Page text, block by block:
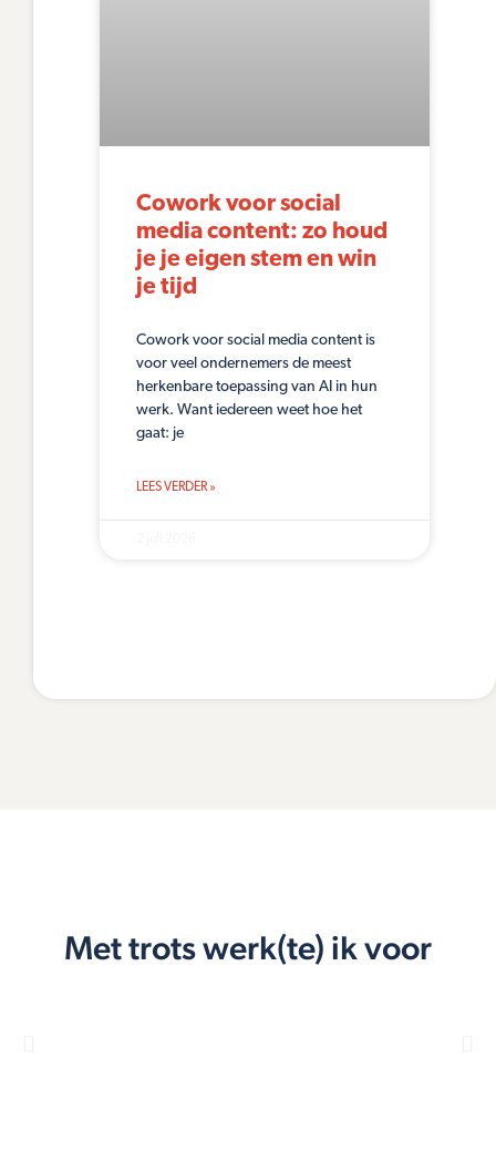
Cowork voor social
media content: zo houd
je je eigen stem en win
je tijd
Cowork voor social media content is
voor veel ondernemers de meest
herkenbare toepassing van AI in hun
werk. Want iedereen weet hoe het
gaat: je
LEES VERDER »
Met trots werk(te) ik voor